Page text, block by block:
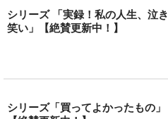
シリーズ 「実録！私の人生、泣き
笑い」【絶賛更新中！】
シリーズ「買ってよかったもの」